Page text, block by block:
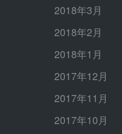
2018年3月
2018年2月
2018年1月
2017年12月
2017年11月
2017年10月